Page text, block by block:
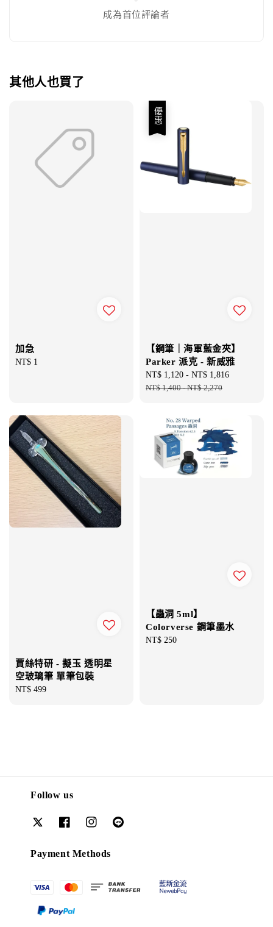
成為首位評論者
其他人也買了
加急
Regular
NT$ 1
優惠
【鋼筆｜海軍藍金夾】
Parker 派克 - 新威雅
Sale
price
NT$ 1,120 - NT$ 1,816
NT$ 1,400-NT$ 2,270
賈絲特研 - 擬玉 透明星
空玻璃筆 單筆包裝
Regular
NT$ 499
【蟲洞 5ml】
Colorverse 鋼筆墨水
Regular
NT$ 250
Follow us
Payment Methods